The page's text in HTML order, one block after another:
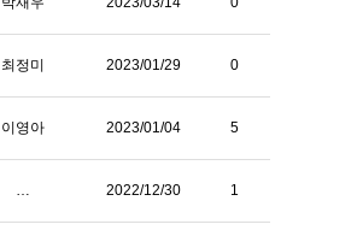
최정미 2023/01/29 0
이영아 2023/01/04 5
… 2022/12/30 1